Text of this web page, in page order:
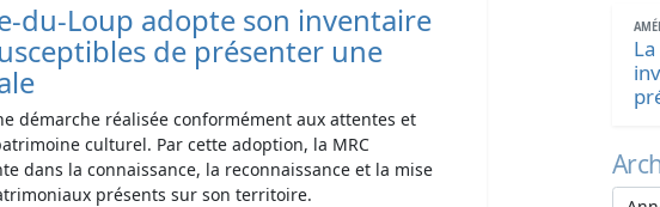
du-Loup adopte son inventaire
de présenter une
démarche réalisée conformément aux attentes et
culturel. Par cette adoption, la MRC
dans la connaissance, la reconnaissance et la mise
présents sur son territoire.